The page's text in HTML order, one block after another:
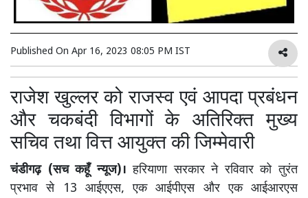
Published On Apr 16, 2023 08:05 PM IST
राजेश खुल्लर को राजस्व एवं आपदा प्रबंधन
और चकबंदी विभागों के अतिरिक्त मुख्य
सचिव तथा वित्त आयुक्त की जिम्मेवारी
चंडीगढ़ (सच कहूँ न्यूज)। हरियाणा सरकार ने रविवार को तुरंत
प्रभाव से 13 आईएएस, एक आईपीएस और एक आईआरएस